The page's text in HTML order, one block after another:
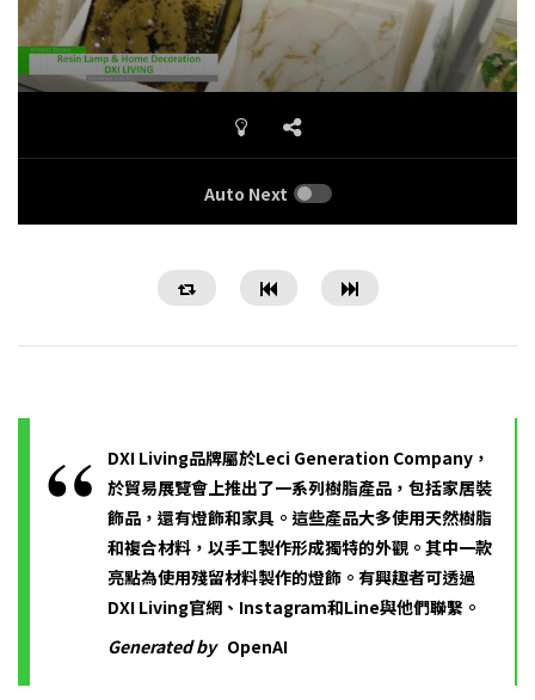
Auto Next
DXI Living品牌屬於Leci Generation Company，
於貿易展覽會上推出了一系列樹脂產品，包括家居裝
飾品，還有燈飾和家具。這些產品大多使用天然樹脂
和複合材料，以手工製作形成獨特的外觀。其中一款
亮點為使用殘留材料製作的燈飾。有興趣者可透過
DXI Living官網、Instagram和Line與他們聯繫。
Generated by OpenAI